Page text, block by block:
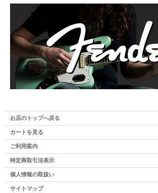
お店のトップへ戻る
カートを見る
ご利用案内
特定商取引法表示
個人情報の取扱い
サイトマップ